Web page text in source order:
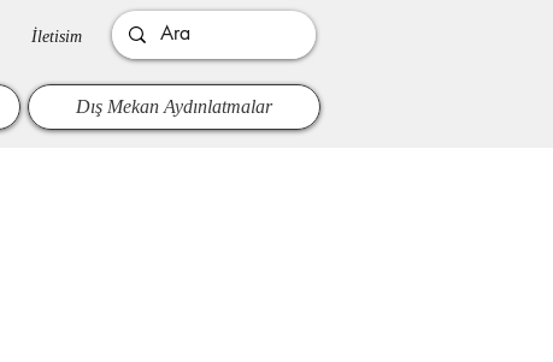
İletisim
Dış Mekan Aydınlatmalar